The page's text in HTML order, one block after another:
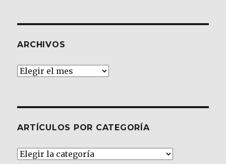
ARCHIVOS
Archivos
ARTÍCULOS POR CATEGORÍA
Artículos